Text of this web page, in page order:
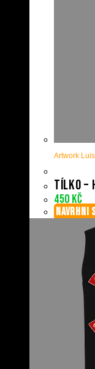
Artwork
Tílko –
450 Kč
NAVRHNI